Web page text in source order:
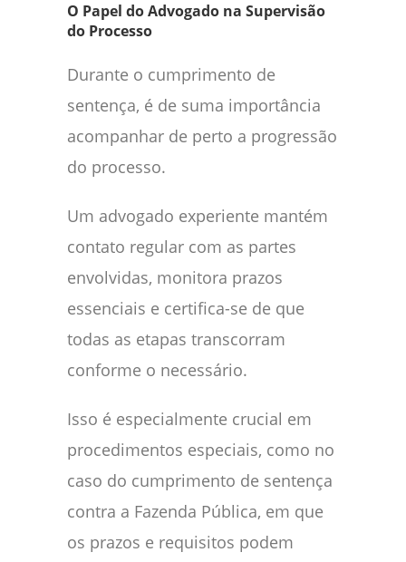
O Papel do Advogado na Supervisão
do Processo
Durante o cumprimento de
sentença, é de suma importância
acompanhar de perto a progressão
do processo.
Um advogado experiente mantém
contato regular com as partes
envolvidas, monitora prazos
essenciais e certifica-se de que
todas as etapas transcorram
conforme o necessário.
Isso é especialmente crucial em
procedimentos especiais, como no
caso do cumprimento de sentença
contra a Fazenda Pública, em que
os prazos e requisitos podem